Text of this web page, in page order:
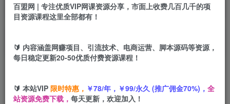
高级资源抢先用
搭建同款网站
教程必须完整详细！
站长V：baimeng1699
加入百盟网VIP，2025年带你闷声赚大钱，轻松月赚1000，10000，100000+，甚至更多
【百盟网】找项目 + 低成本创业 + 减少信息差 + 见识各种项目 + 提升网创认知。
【百盟网】找项目 + 低成本创业 + 减少信息差 + 见识各种项目 + 提升网创认知。
百盟网 | 专注优质VIP网课资源分享，市面上收费几百几千的项
目资源课程这里全部都有！
🔰 内容涵盖网赚项目、引流技术、电商运营、脚本源码等资源，
每日稳定更新20-50优质付费资源课程！
🔰 本站VIP 限时特惠， ￥78/年，￥99/永久 (推广佣金70%)， 全
站资源免费下载， 每天更新，欢迎加入！